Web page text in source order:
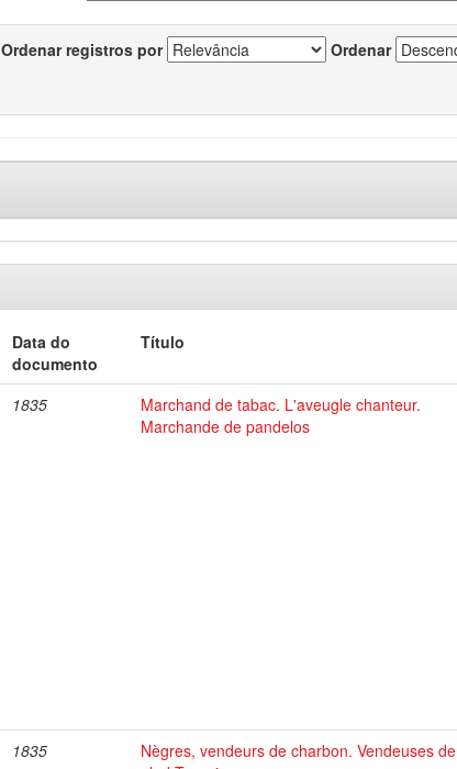
Ordenar registros por Ordenar
Data do
documento
Título
1835
Marchand de tabac. L'aveugle chanteur.
Marchande de pandelos
1835
Nègres, vendeurs de charbon. Vendeuses de